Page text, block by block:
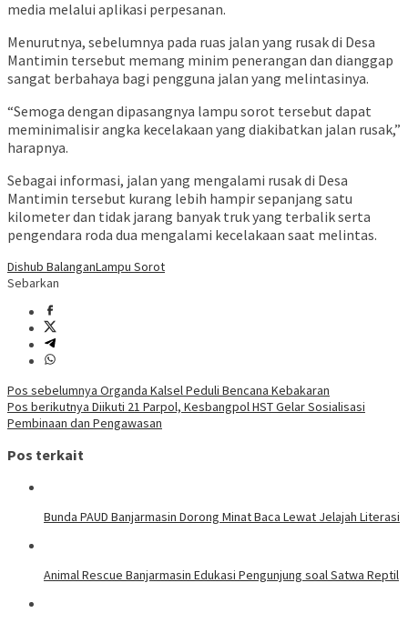
media melalui aplikasi perpesanan.
Menurutnya, sebelumnya pada ruas jalan yang rusak di Desa
Mantimin tersebut memang minim penerangan dan dianggap
sangat berbahaya bagi pengguna jalan yang melintasinya.
“Semoga dengan dipasangnya lampu sorot tersebut dapat
meminimalisir angka kecelakaan yang diakibatkan jalan rusak,”
harapnya.
Sebagai informasi, jalan yang mengalami rusak di Desa
Mantimin tersebut kurang lebih hampir sepanjang satu
kilometer dan tidak jarang banyak truk yang terbalik serta
pengendara roda dua mengalami kecelakaan saat melintas.
Dishub BalanganLampu Sorot
Sebarkan
Navigasi
pos
Pos sebelumnya Organda Kalsel Peduli Bencana Kebakaran
Pos berikutnya Diikuti 21 Parpol, Kesbangpol HST Gelar Sosialisasi
Pembinaan dan Pengawasan
Pos terkait
Bunda PAUD Banjarmasin Dorong Minat Baca Lewat Jelajah Literasi
Animal Rescue Banjarmasin Edukasi Pengunjung soal Satwa Reptil